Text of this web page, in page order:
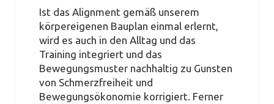
Ist das Alignment gemäß unserem
körpereigenen Bauplan einmal erlernt,
wird es auch in den Alltag und das
Training integriert und das
Bewegungsmuster nachhaltig zu Gunsten
von Schmerzfreiheit und
Bewegungsökonomie korrigiert. Ferner